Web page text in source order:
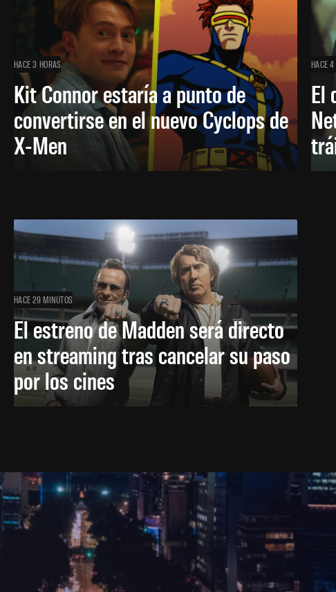
HACE 3 HORAS
Kit Connor estaría a punto de
convertirse en el nuevo Cyclops de
X-Men
HACE
El
HACE 29 MINUTOS
El estreno de Madden será directo
en streaming tras cancelar su paso
por los cines